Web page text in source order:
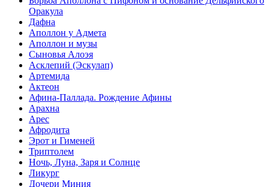
Оракула
Дафна
Аполлон у Адмета
Аполлон и музы
Сыновья Алоэя
Асклепий (Эскулап)
Артемида
Актеон
Афина-Паллада. Рождение Афины
Арахна
Арес
Афродита
Эрот и Гименей
Триптолем
Ночь, Луна, Заря и Солнце
Ликург
Дочери Миния